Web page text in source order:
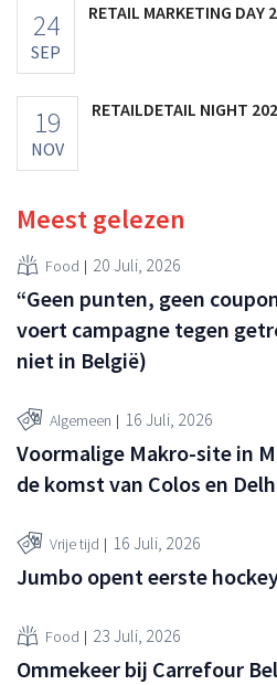
24
SEP
RETAIL MARKETING DAY
19
NOV
RETAILDETAIL NIGHT
Meest gelezen
Food 20 Juli, 2026
“Geen punten, geen
voert campagne tegen
niet in België)
Algemeen 16 Juli, 2026
Voormalige Makro-site in
de komst van Colos en
Vrije tijd 16 Juli, 2026
Jumbo opent eerste
Food 23 Juli, 2026
Ommekeer bij Carrefour